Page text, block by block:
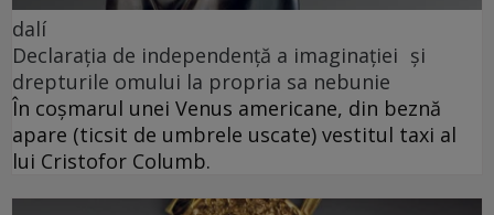
dalí
Declarația de independență a imaginației și
drepturile omului la propria sa nebunie
În coșmarul unei Venus americane, din beznă
apare (ticsit de umbrele uscate) vestitul taxi al
lui Cristofor Columb.